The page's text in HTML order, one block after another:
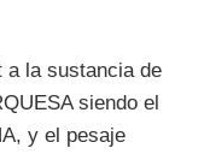
a la sustancia de
siendo el
y el pesaje